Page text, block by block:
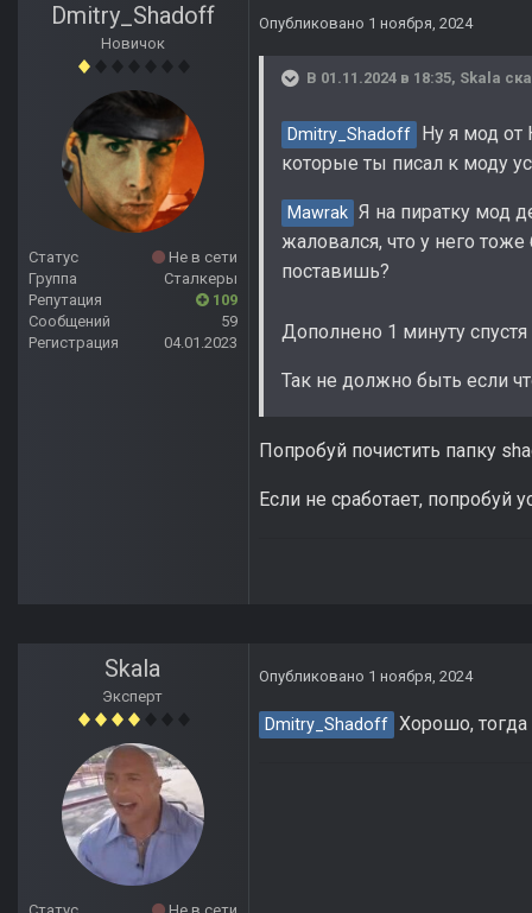
Dmitry_Shadoff
Новичок
Статус
Не в сети
Группа
Сталкеры
Репутация
109
Сообщений
59
Регистрация
04.01.2023
Опубликовано 1 ноября, 2024
В 01.11.2024 в 18:35, Skala
Dmitry_Shadoff
Ну я мод от
которые ты писал к моду
Mawrak Я на пиратку мод
жаловался, что у него
поставишь?
Дополнено 1 минуту спустя
Так не должно быть если
Попробуй почистить папку
Если не сработает, попробуй
Skala
Эксперт
Опубликовано 1 ноября, 2024
Dmitry_Shadoff Хорошо, тогда